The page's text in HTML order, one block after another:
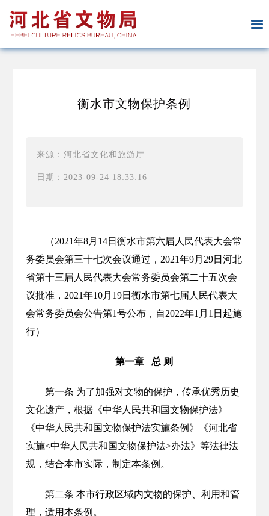
衡水市文物保护条例
来源：河北省文化和旅游厅
日期：2023-09-24 18:33:16
（2021年8月14日衡水市第六届人民代表大会常
务委员会第三十七次会议通过，2021年9月29日河北
省第十三届人民代表大会常务委员会第二十五次会
议批准，2021年10月19日衡水市第七届人民代表大
会常务委员会公告第1号公布，自2022年1月1日起施
行）
第一章 总 则
第一条 为了加强对文物的保护，传承优秀历史
文化遗产，根据《中华人民共和国文物保护法》
《中华人民共和国文物保护法实施条例》《河北省
实施<中华人民共和国文物保护法>办法》等法律法
规，结合本市实际，制定本条例。
第二条 本市行政区域内文物的保护、利用和管
理，适用本条例。